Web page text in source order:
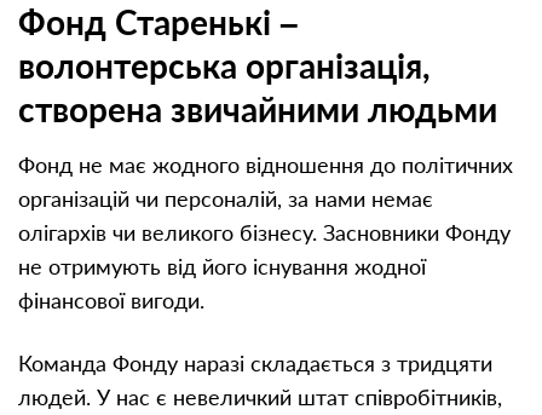
Фонд Старенькі –
волонтерська організація,
створена звичайними людьми
Фонд не має жодного відношення до політичних
організацій чи персоналій, за нами немає
олігархів чи великого бізнесу. Засновники Фонду
не отримують від його існування жодної
фінансової вигоди.
Команда Фонду наразі складається з тридцяти
людей. У нас є невеличкий штат співробітників,